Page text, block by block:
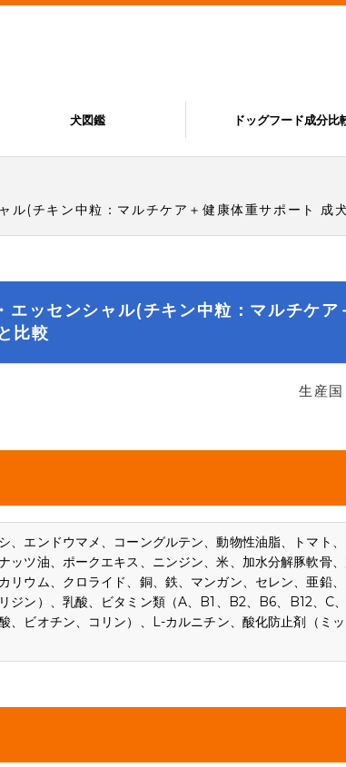
犬図鑑 ドッグフード成分比
ル(チキン中粒：マルチケア＋健康体重サポート 成
エッセンシャル(チキン中粒：マルチケア
比較
生産国
、エンドウマメ、コーングルテン、動物性油脂、トマト
ッツ油、ポークエキス、ニンジン、米、加水分解豚軟骨
ウム、クロライド、銅、鉄、マンガン、セレン、亜鉛、
ジン）、乳酸、ビタミン類（A、B1、B2、B6、B12、C、
、ビオチン、コリン）、L-カルニチン、酸化防止剤（ミ